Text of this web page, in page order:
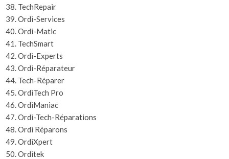
TechRepair
Ordi-Services
Ordi-Matic
TechSmart
Ordi-Experts
Ordi-Réparateur
Tech-Réparer
OrdiTech Pro
OrdiManiac
Ordi-Tech-Réparations
Ordi Réparons
OrdiXpert
Orditek